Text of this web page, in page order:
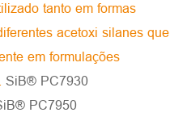
tanto em formas
acetoxi silanes que
em formulações
SiB® PC7930
PC7950